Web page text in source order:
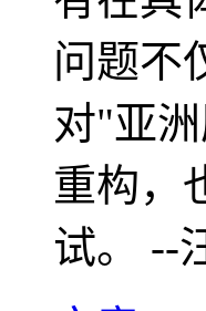
问题不
对"亚
重构，
试。 --